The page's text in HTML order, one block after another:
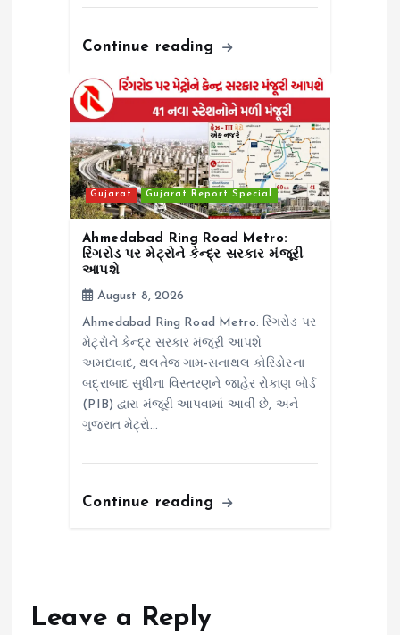
Continue reading
Gujarat Gujarat Report Special
Ahmedabad Ring Road Metro:
રિંગરોડ પર મેટ્રોને કેન્દ્ર સરકાર મંજૂરી
આપશે
August 8, 2026
Ahmedabad Ring Road Metro: રિંગરોડ પર
મેટ્રોને કેન્દ્ર સરકાર મંજૂરી આપશે
અમદાવાદ, થલતેજ ગામ-સનાથલ કોરિડોરના
બદ્રાબાદ સુધીના વિસ્તરણને જાહેર રોકાણ બોર્ડ
(PIB) દ્વારા મંજૂરી આપવામાં આવી છે, અને
ગુજરાત મેટ્રો…
Continue reading
Leave a Reply